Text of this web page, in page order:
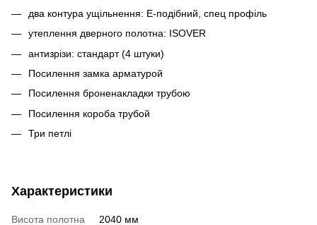
два контура ущільнення: Е-подібний, спец профіль
утеплення дверного полотна: ISOVER
антизрізи: стандарт (4 штуки)
Посилення замка арматурой
Посилення броненакладки трубою
Посилення короба трубой
Три петлі
Характеристики
Висота полотна
2040 мм